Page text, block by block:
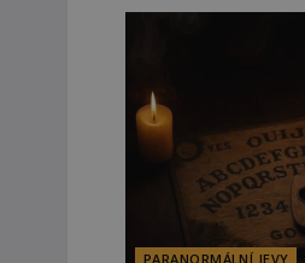
PARANORMÁLNÍ JEVY